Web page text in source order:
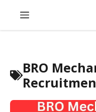
Menu
BRO